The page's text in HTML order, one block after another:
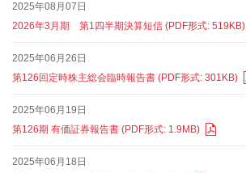
2025年08月07日
2026年3月期 第1四半期決算短信 (PDF形式: 519KB)
2025年06月26日
第126回定時株主総会臨時報告書 (PDF形式: 301KB)
2025年06月19日
第126期 有価証券報告書 (PDF形式: 1.9MB)
2025年06月18日